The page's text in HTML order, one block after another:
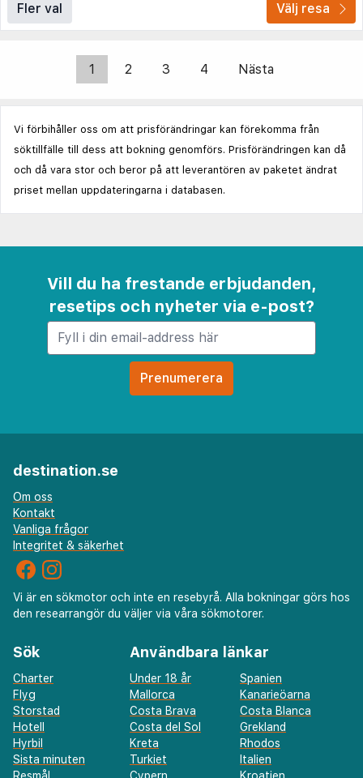
Fler val Välj resa
1 2 3 4 Nästa
Vi förbihåller oss om att prisförändringar kan förekomma från
söktillfälle till dess att bokning genomförs. Prisförändringen kan då
och då vara stor och beror på att leverantören av paketet ändrat
priset mellan uppdateringarna i databasen.
Vill du ha frestande erbjudanden,
resetips och nyheter via e-post?
destination.se
Om oss
Kontakt
Vanliga frågor
Integritet & säkerhet
Vi är en sökmotor och inte en resebyrå. Alla bokningar görs hos
den researrangör du väljer via våra sökmotorer.
Sök
Charter
Flyg
Storstad
Hotell
Hyrbil
Sista minuten
Användbara länkar
Under 18 år
Spanien
Mallorca
Kanarieöarna
Costa Brava
Costa Blanca
Costa del Sol
Grekland
Kreta
Rhodos
Turkiet
Italien